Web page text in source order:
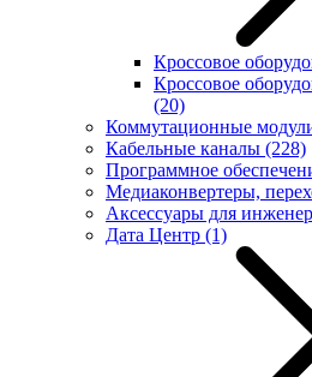
Кроссовое
Кроссовое
(20)
Коммутационные
Кабельные каналы (228)
Программное
Медиаконвертеры,
Аксессуары для
Дата Центр (1)